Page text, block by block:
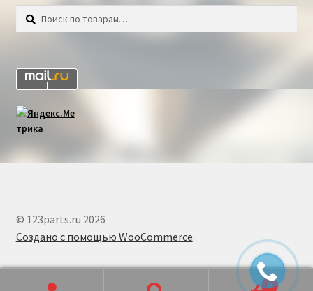
Искать:
Поиск
© 123parts.ru 2026
Создано с помощью WooCommerce.
0